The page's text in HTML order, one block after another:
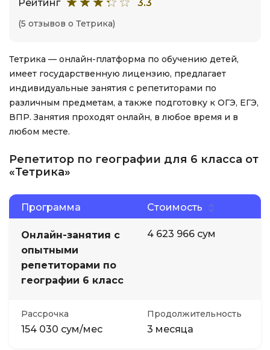
Рейтинг 3.3
(5 отзывов о Тетрика)
Тетрика — онлайн-платформа по обучению детей,
имеет государственную лицензию, предлагает
индивидуальные занятия с репетиторами по
различным предметам, а также подготовку к ОГЭ, ЕГЭ,
ВПР. Занятия проходят онлайн, в любое время и в
любом месте.
Репетитор по географии для 6 класса от
«Тетрика»
Программа Стоимость
Онлайн-занятия с
опытными
репетиторами по
географии 6 класс
4 623 966 сум
Рассрочка
154 030 сум/мес
Продолжительность
3 месяца